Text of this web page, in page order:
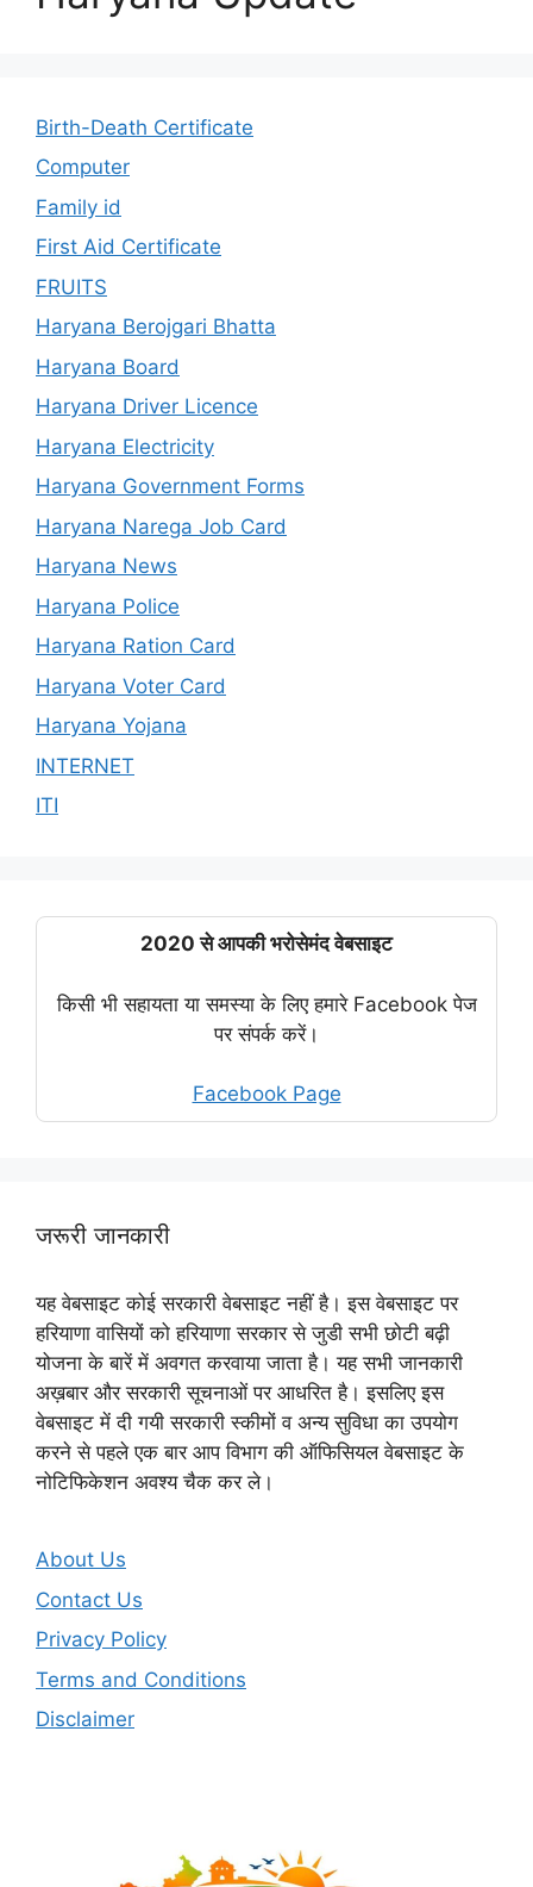
Birth-Death Certificate
Computer
Family id
First Aid Certificate
FRUITS
Haryana Berojgari Bhatta
Haryana Board
Haryana Driver Licence
Haryana Electricity
Haryana Government Forms
Haryana Narega Job Card
Haryana News
Haryana Police
Haryana Ration Card
Haryana Voter Card
Haryana Yojana
INTERNET
ITI
2020 से आपकी भरोसेमंद वेबसाइट
किसी भी सहायता या समस्या के लिए हमारे Facebook पेज
पर संपर्क करें।
Facebook Page
जरूरी जानकारी
यह वेबसाइट कोई सरकारी वेबसाइट नहीं है। इस वेबसाइट पर
हरियाणा वासियों को हरियाणा सरकार से जुडी सभी छोटी बढ़ी
योजना के बारें में अवगत करवाया जाता है। यह सभी जानकारी
अख़बार और सरकारी सूचनाओं पर आधरित है। इसलिए इस
वेबसाइट में दी गयी सरकारी स्कीमों व अन्य सुविधा का उपयोग
करने से पहले एक बार आप विभाग की ऑफिसियल वेबसाइट के
नोटिफिकेशन अवश्य चैक कर ले।
About Us
Contact Us
Privacy Policy
Terms and Conditions
Disclaimer